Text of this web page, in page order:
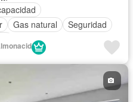
Gas natural
Seguridad